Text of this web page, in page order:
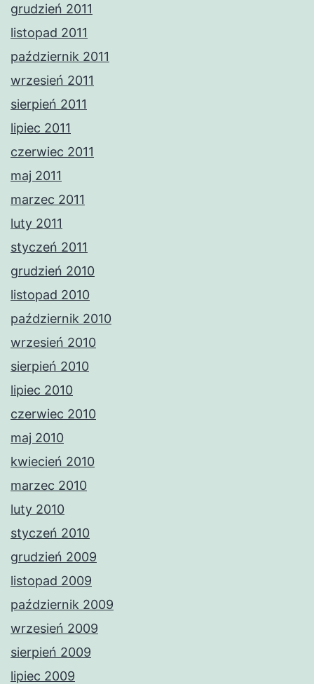
grudzień 2011
listopad 2011
październik 2011
wrzesień 2011
sierpień 2011
lipiec 2011
czerwiec 2011
maj 2011
marzec 2011
luty 2011
styczeń 2011
grudzień 2010
listopad 2010
październik 2010
wrzesień 2010
sierpień 2010
lipiec 2010
czerwiec 2010
maj 2010
kwiecień 2010
marzec 2010
luty 2010
styczeń 2010
grudzień 2009
listopad 2009
październik 2009
wrzesień 2009
sierpień 2009
lipiec 2009